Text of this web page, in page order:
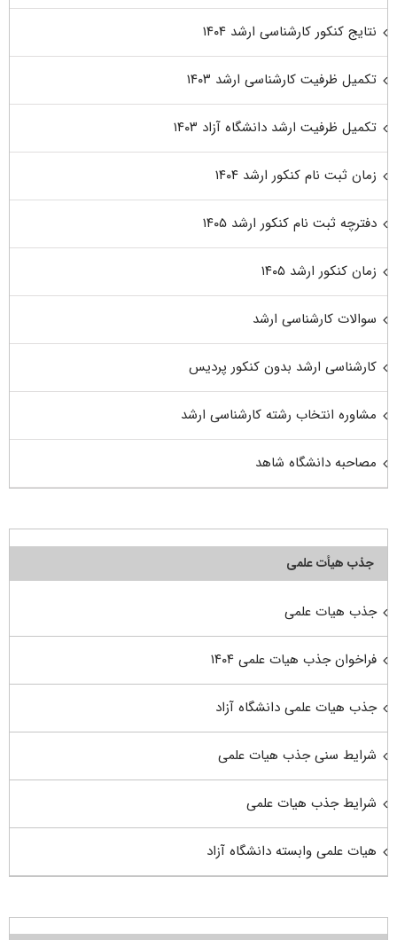
نتایج کنکور کارشناسی ارشد ۱۴۰۴
تکمیل ظرفیت کارشناسی ارشد ۱۴۰۳
تکمیل ظرفیت ارشد دانشگاه آزاد ۱۴۰۳
زمان ثبت نام کنکور ارشد ۱۴۰۴
دفترچه ثبت نام کنکور ارشد ۱۴۰۵
زمان کنکور ارشد ۱۴۰۵
سوالات کارشناسی ارشد
کارشناسی ارشد بدون کنکور پردیس
مشاوره انتخاب رشته کارشناسی ارشد
مصاحبه دانشگاه شاهد
جذب هیأت علمی
جذب هیات علمی
فراخوان جذب هیات علمی ۱۴۰۴
جذب هیات علمی دانشگاه آزاد
شرایط سنی جذب هیات علمی
شرایط جذب هیات علمی
هیات علمی وابسته دانشگاه آزاد